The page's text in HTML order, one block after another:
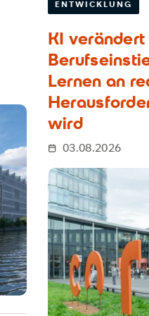
ENTWICKLUNG
KI verändert
Lernen an
wird
03.08.2026